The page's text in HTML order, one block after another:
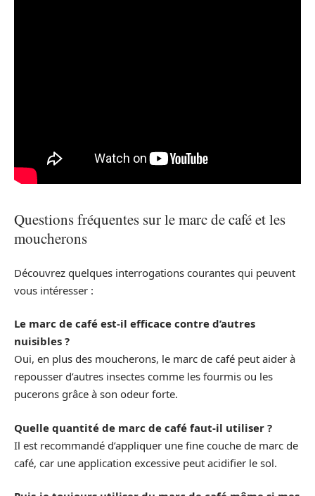
Questions fréquentes sur le marc de café et les
moucherons
Découvrez quelques interrogations courantes qui peuvent
vous intéresser :
Le marc de café est-il efficace contre d’autres
nuisibles ?
Oui, en plus des moucherons, le marc de café peut aider à
repousser d’autres insectes comme les fourmis ou les
pucerons grâce à son odeur forte.
Quelle quantité de marc de café faut-il utiliser ?
Il est recommandé d’appliquer une fine couche de marc de
café, car une application excessive peut acidifier le sol.